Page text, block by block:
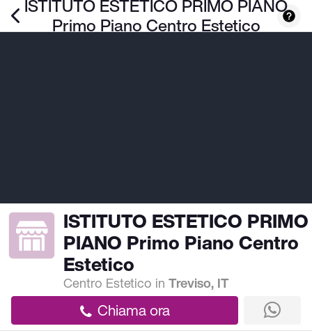
ISTITUTO ESTETICO PRIMO PIANO
Primo Piano Centro Estetico
ISTITUTO ESTETICO PRIMO
PIANO Primo Piano Centro
Estetico
Centro Estetico inTreviso, IT
Chiama ora